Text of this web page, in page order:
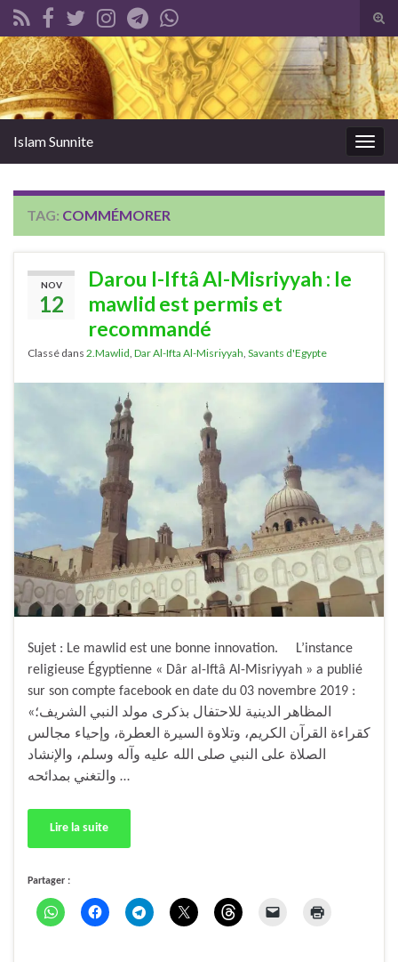
Search for:
Islam Sunnite
TAG: COMMÉMORER
NOV
12
Darou l-Iftâ Al-Misriyyah : le
mawlid est permis et
recommandé
Classé dans 2.Mawlid Dar Al-Ifta Al-Misriyyah Savants d'Egypte
Sujet : Le mawlid est une bonne innovation. L’instance
religieuse Égyptienne « Dâr al-Iftâ Al-Misriyyah » a publié
sur son compte facebook en date du 03 novembre 2019 :
«المظاهر الدينية للاحتفال بذكرى مولد النبي الشريف؛
كقراءة القرآن الكريم، وتلاوة السيرة العطرة، وإحياء مجالس
الصلاة على النبي صلى الله عليه وآله وسلم، والإنشاد
والتغني بمدائحه …
Lire la suite
Partager :